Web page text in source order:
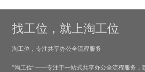
找工位，就上淘工位
淘工位，专注共享办公全流程服务
“淘工位”——专注于一站式共享办公全流程服务，